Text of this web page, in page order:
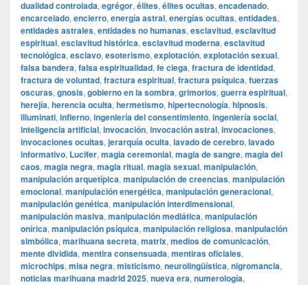
dualidad controlada, egrégor, élites, élites ocultas, encadenado,
encarcelado, encierro, energía astral, energías ocultas, entidades,
entidades astrales, entidades no humanas, esclavitud, esclavitud
espiritual, esclavitud histórica, esclavitud moderna, esclavitud
tecnológica, esclavo, esoterismo, explotación, explotación sexual,
falsa bandera, falsa espiritualidad, fe ciega, fractura de identidad,
fractura de voluntad, fractura espiritual, fractura psíquica, fuerzas
oscuras, gnosis, gobierno en la sombra, grimorios, guerra espiritual,
herejía, herencia oculta, hermetismo, hipertecnología, hipnosis,
illuminati, infierno, ingeniería del consentimiento, ingeniería social,
inteligencia artificial, invocación, invocación astral, invocaciones,
invocaciones ocultas, jerarquía oculta, lavado de cerebro, lavado
informativo, Lucifer, magia ceremonial, magia de sangre, magia del
caos, magia negra, magia ritual, magia sexual, manipulación,
manipulación arquetípica, manipulación de creencias, manipulación
emocional, manipulación energética, manipulación generacional,
manipulación genética, manipulación interdimensional,
manipulación masiva, manipulación mediática, manipulación
onírica, manipulación psíquica, manipulación religiosa, manipulación
simbólica, marihuana secreta, matrix, medios de comunicación,
mente dividida, mentira consensuada, mentiras oficiales,
microchips, misa negra, misticismo, neurolingüística, nigromancia,
noticias marihuana madrid 2025, nueva era, numerología,